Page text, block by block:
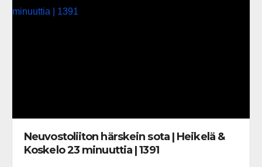
Neuvostoliiton härskein sota | Heikelä &
Koskelo 23 minuuttia | 1391